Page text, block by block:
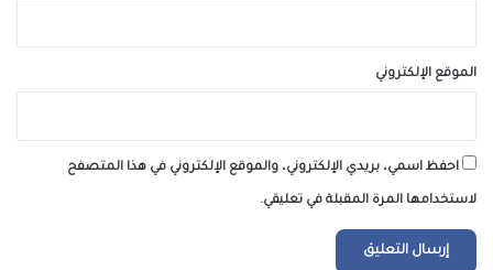
الموقع الإلكتروني
احفظ اسمي، بريدي الإلكتروني، والموقع الإلكتروني في هذا المتصفح
لاستخدامها المرة المقبلة في تعليقي.